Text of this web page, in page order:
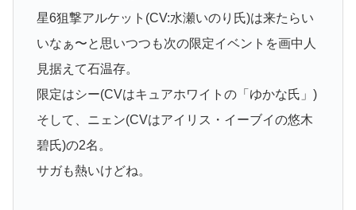
星6狙撃アルケット(CV:水瀬いのり氏)は来たらい
いなぁ〜と思いつつも次の限定イベントを画中人
見据えて石温存。
限定はシー(CVはキュアホワイトの「ゆかな氏」)
そして、ニェン(CVはアイリス・イーブイの悠木
碧氏)の2名。
サガも熱いけどね。